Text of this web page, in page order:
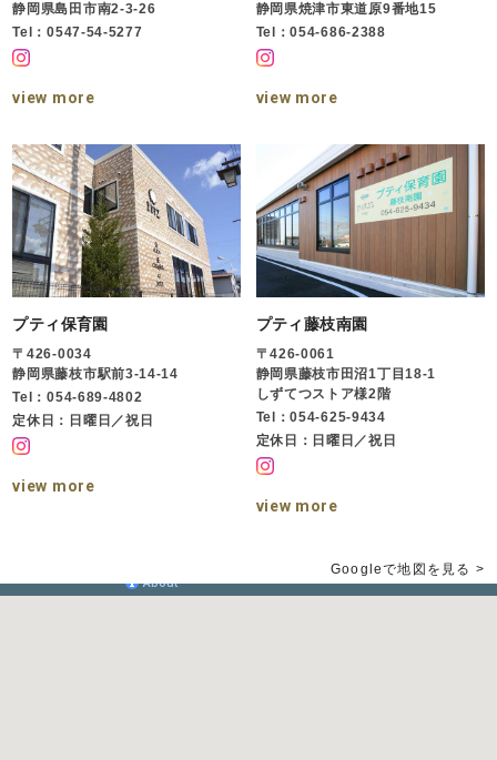
静岡県島田市南2-3-26
Tel：0547-54-5277
view more
静岡県焼津市東道原9番地15
Tel：054-686-2388
view more
プティ保育園
〒426-0034
静岡県藤枝市駅前3-14-14
Tel：054-689-4802
定休日：日曜日／祝日
view more
プティ藤枝南園
〒426-0061
静岡県藤枝市田沼1丁目18-1
しずてつストア様2階
Tel：054-625-9434
定休日：日曜日／祝日
view more
Googleで地図を見る >